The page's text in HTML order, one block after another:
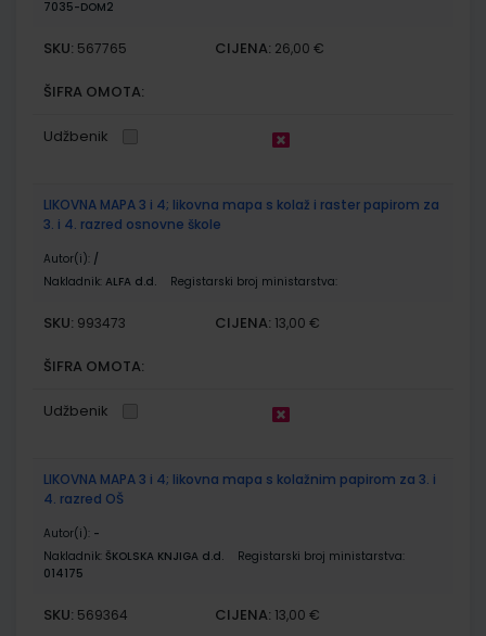
7035-DOM2
SKU: 567765 CIJENA: 26,00 €
ŠIFRA OMOTA:
Udžbenik
LIKOVNA MAPA 3 i 4; likovna mapa s kolaž i raster papirom za
3. i 4. razred osnovne škole
Autor(i): /
Nakladnik: ALFA d.d. Registarski broj ministarstva:
SKU: 993473 CIJENA: 13,00 €
ŠIFRA OMOTA:
Udžbenik
LIKOVNA MAPA 3 i 4; likovna mapa s kolažnim papirom za 3. i
4. razred OŠ
Autor(i): -
Nakladnik: ŠKOLSKA KNJIGA d.d.
Registarski broj ministarstva:
014175
SKU: 569364 CIJENA: 13,00 €